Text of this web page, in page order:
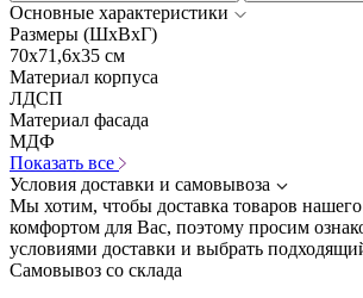
Основные характеристики
Размеры (ШхВхГ)
70x71,6x35 см
Материал корпуса
ЛДСП
Материал фасада
МДФ
Показать все
Условия доставки и самовывоза
Мы хотим, чтобы доставка товаров
комфортом для Вас, поэтому просим
условиями доставки и выбрать
Самовывоз со склада